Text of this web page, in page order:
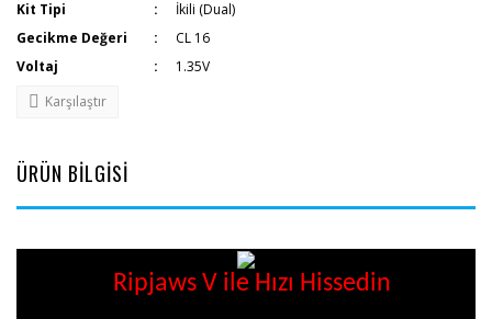
Kit Tipi
İkili (Dual)
Gecikme Değeri
CL 16
Voltaj
1.35V
Karşılaştır
ÜRÜN BİLGİSİ
Ripjaws V ile Hızı Hissedin